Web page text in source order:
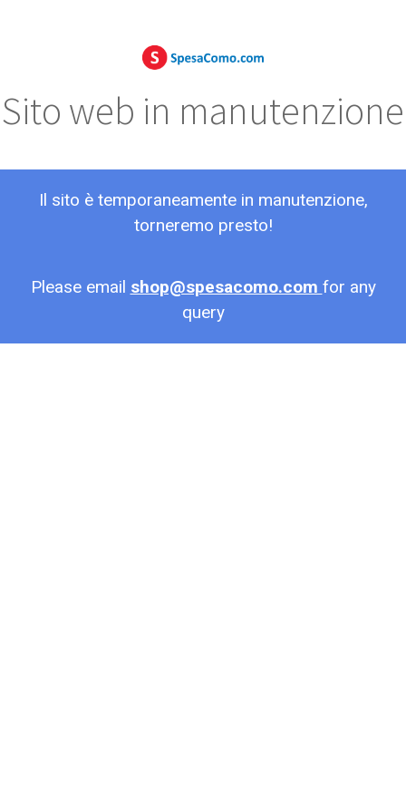
Sito web in manutenzione
Il sito è temporaneamente in manutenzione,
torneremo presto!
Please email shop@spesacomo.com for any
query